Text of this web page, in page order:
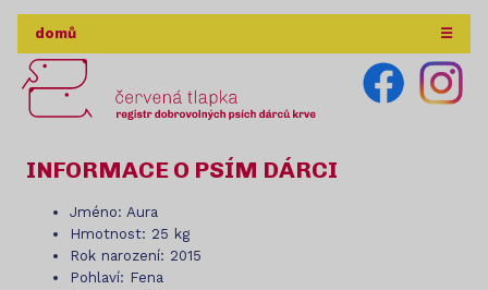
domů ☰
INFORMACE O PSÍM DÁRCI
Jméno: Aura
Hmotnost: 25 kg
Rok narození: 2015
Pohlaví: Fena